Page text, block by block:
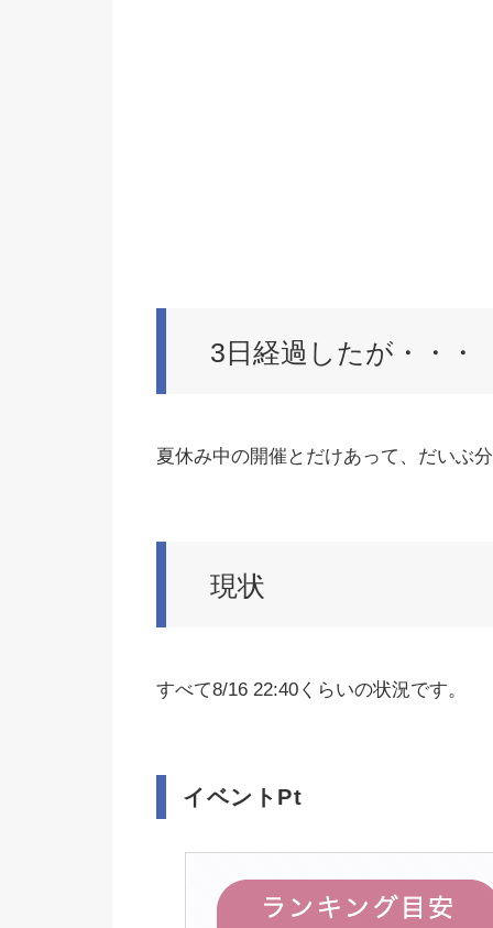
3日経過したが・・・
夏休み中の開催とだけあって、だいぶ
現状
すべて8/16 22:40くらいの状況です。
イベントPt